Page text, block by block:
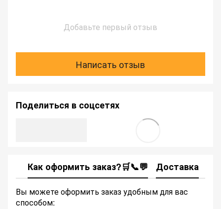
Добавьте первый отзыв
Написать отзыв
Поделиться в соцсетях
Как оформить заказ?🛒📞💬 Доставка
Вы можете оформить заказ удобным для вас
способом: